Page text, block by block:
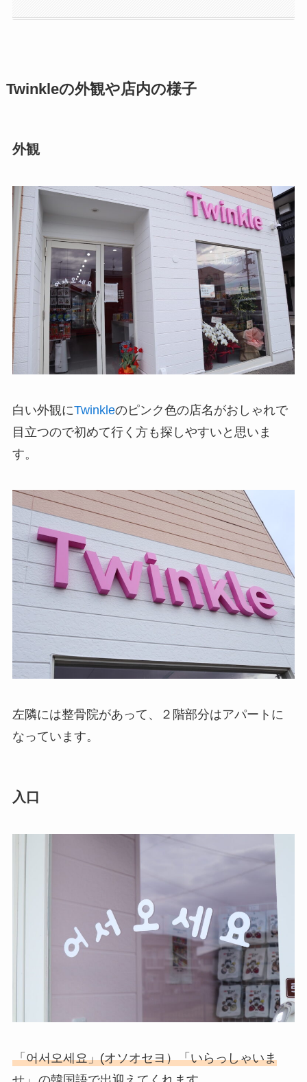
Twinkleの外観や店内の様子
外観
白い外観にTwinkleのピンク色の店名がおしゃれで
目立つので初めて行く方も探しやすいと思いま
す。
左隣には整骨院があって、２階部分はアパートに
なっています。
入口
「어서오세요」(オソオセヨ）「いらっしゃいま